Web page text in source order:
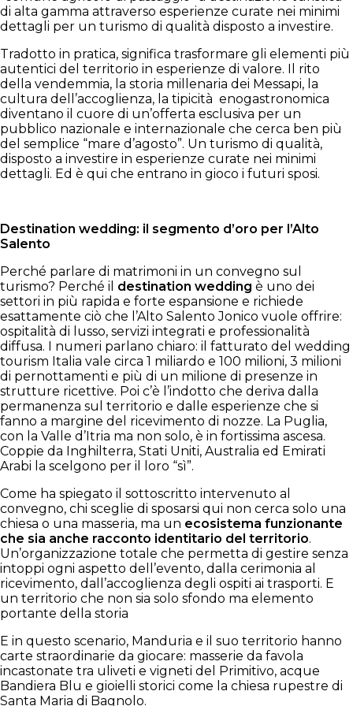
di alta gamma attraverso esperienze curate nei minimi
dettagli per un turismo di qualità disposto a investire.
Tradotto in pratica, significa trasformare gli elementi più
autentici del territorio in esperienze di valore. Il rito
della vendemmia, la storia millenaria dei Messapi, la
cultura dell’accoglienza, la tipicità enogastronomica
diventano il cuore di un’offerta esclusiva per un
pubblico nazionale e internazionale che cerca ben più
del semplice “mare d’agosto”. Un turismo di qualità,
disposto a investire in esperienze curate nei minimi
dettagli. Ed è qui che entrano in gioco i futuri sposi.
Destination wedding: il segmento d’oro per l’Alto
Salento
Perché parlare di matrimoni in un convegno sul
turismo? Perché il destination wedding è uno dei
settori in più rapida e forte espansione e richiede
esattamente ciò che l’Alto Salento Jonico vuole offrire:
ospitalità di lusso, servizi integrati e professionalità
diffusa. I numeri parlano chiaro: il fatturato del wedding
tourism Italia vale circa 1 miliardo e 100 milioni, 3 milioni
di pernottamenti e più di un milione di presenze in
strutture ricettive. Poi c’è l’indotto che deriva dalla
permanenza sul territorio e dalle esperienze che si
fanno a margine del ricevimento di nozze. La Puglia,
con la Valle d’Itria ma non solo, è in fortissima ascesa.
Coppie da Inghilterra, Stati Uniti, Australia ed Emirati
Arabi la scelgono per il loro “sì”.
Come ha spiegato il sottoscritto intervenuto al
convegno, chi sceglie di sposarsi qui non cerca solo una
chiesa o una masseria, ma un ecosistema funzionante
che sia anche racconto identitario del territorio.
Un’organizzazione totale che permetta di gestire senza
intoppi ogni aspetto dell’evento, dalla cerimonia al
ricevimento, dall’accoglienza degli ospiti ai trasporti. E
un territorio che non sia solo sfondo ma elemento
portante della storia
E in questo scenario, Manduria e il suo territorio hanno
carte straordinarie da giocare: masserie da favola
incastonate tra uliveti e vigneti del Primitivo, acque
Bandiera Blu e gioielli storici come la chiesa rupestre di
Santa Maria di Bagnolo.